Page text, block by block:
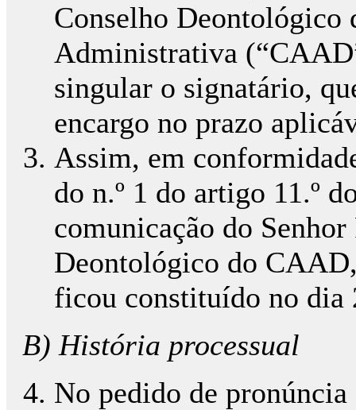
Conselho Deontológico
Administrativa
singular o signatário,
encargo no prazo
Assim, em
do n.º 1 do artigo 11.º
comunicação do
Deontológico do
ficou constituído no dia
B) História processual
No pedido de